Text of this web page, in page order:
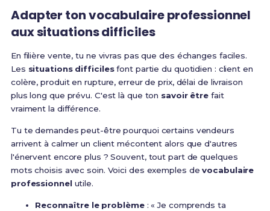
Adapter ton vocabulaire professionnel
aux situations difficiles
En filière vente, tu ne vivras pas que des échanges faciles.
Les situations difficilesfont partie du quotidien : client en
colère, produit en rupture, erreur de prix, délai de livraison
plus long que prévu. C'est là que ton savoir être fait
vraiment la différence.
Tu te demandes peut-être pourquoi certains vendeurs
arrivent à calmer un client mécontent alors que d'autres
l'énervent encore plus ? Souvent, tout part de quelques
mots choisis avec soin. Voici des exemples devocabulaire
professionnelutile.
Reconnaître le problème: « Je comprends ta